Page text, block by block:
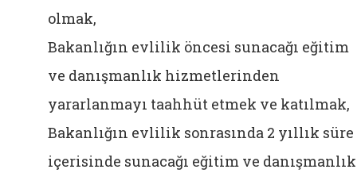
olmak,
Bakanlığın evlilik öncesi sunacağı eğitim
ve danışmanlık hizmetlerinden
yararlanmayı taahhüt etmek ve katılmak,
Bakanlığın evlilik sonrasında 2 yıllık süre
içerisinde sunacağı eğitim ve danışmanlık